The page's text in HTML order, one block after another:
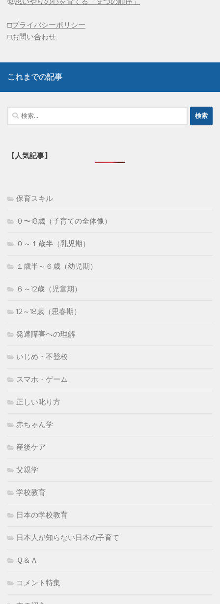
□プライバシーポリシー
□お問い合わせ
これまでの記事
検
索:
【人気記事】
保育スキル
０〜18歳（子育ての全体像）
０～１歳半（乳児期）
１歳半～６歳（幼児期）
６～12歳（児童期）
12～18歳（思春期）
発達障害への理解
いじめ・不登校
スマホ・ゲーム
正しい叱り方
赤ちゃん学
産後ケア
父親学
学校教育
日本の学校教育
日本人が知らない日本の子育て
Ｑ＆Ａ
コメント特集